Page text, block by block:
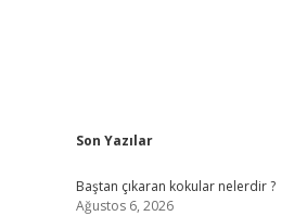
Sidebar
Son Yazılar
Baştan çıkaran kokular nelerdir ?
Ağustos 6, 2026